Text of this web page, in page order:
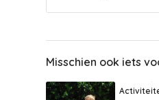
Misschien ook iets